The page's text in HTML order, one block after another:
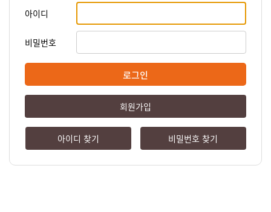
아이디
비밀번호
로그인
회원가입
아이디 찾기 비밀번호 찾기